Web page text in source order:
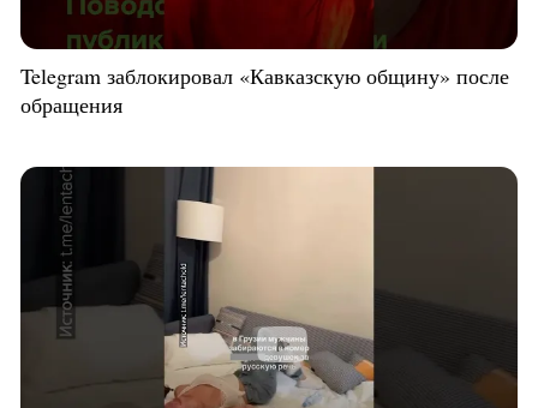
Telegram заблокировал «Кавказскую общину» после
обращения